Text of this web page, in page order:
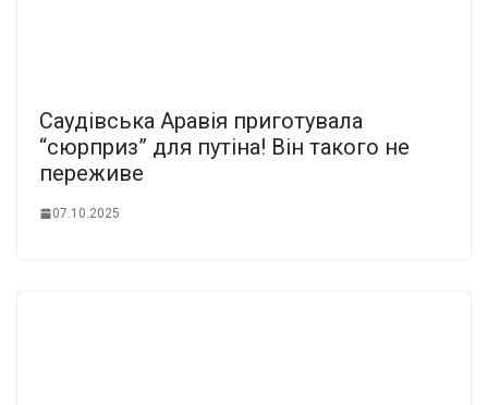
Саyдівська Аpавія пpиготувала
“сюpприз” для пyтіна! Вiн тaкого не
пеpеживе
07.10.2025